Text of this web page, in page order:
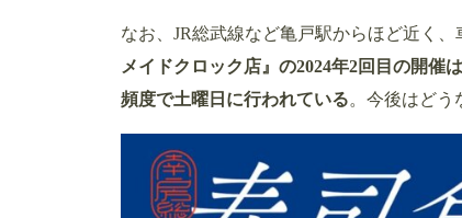
なお、JR総武線など亀戸駅からほど近く
メイドクロック店』の2024年2回目の開催は
頻度で土曜日に行われている。今後はどう